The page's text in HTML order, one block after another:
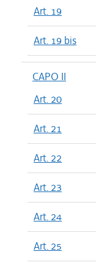
Art. 19
Art. 19 bis
CAPO II
Art. 20
Art. 21
Art. 22
Art. 23
Art. 24
Art. 25